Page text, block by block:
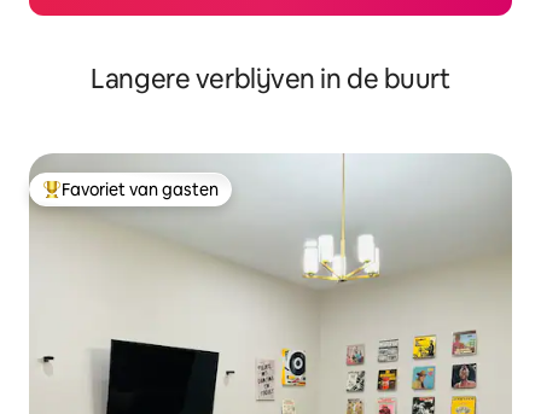
Langere verblijven in de buurt
Topfavoriet van gasten
Favoriet van gasten